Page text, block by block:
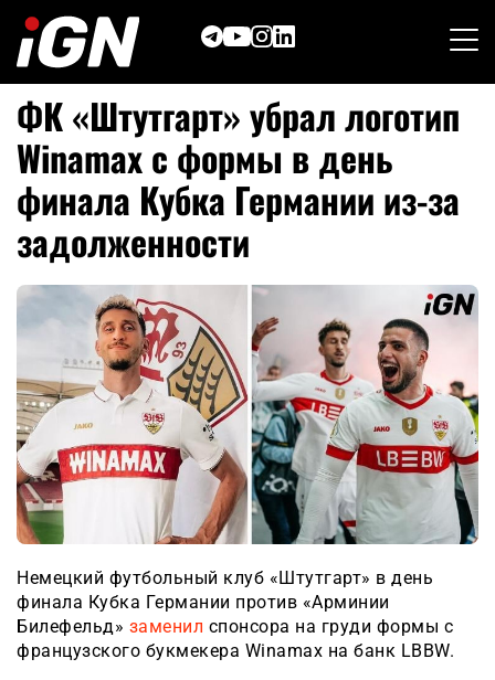
content
ФК «Штутгарт» убрал логотип
Winamax с формы в день
финала Кубка Германии из-за
задолженности
Немецкий футбольный клуб «Штутгарт» в день
финала Кубка Германии против «Арминии
Билефельд» заменил спонсора на груди формы с
французского букмекера Winamax на банк LBBW.